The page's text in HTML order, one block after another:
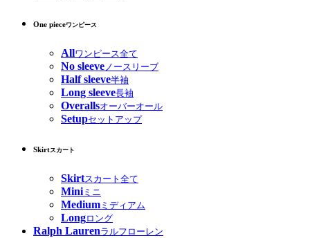
One pieceワンピース
Allワンピース全て
No sleeve ノースリーブ
Half sleeve半袖
Long sleeve長袖
Overallsオーバーオール
Setupセットアップ
Skirtスカート
Skirtスカート全て
Miniミニ
Medium ミディアム
Longロング
Ralph Laurenラルフローレン